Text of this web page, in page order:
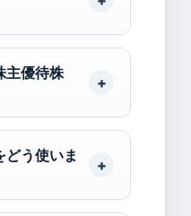
主優待株
どう使いま